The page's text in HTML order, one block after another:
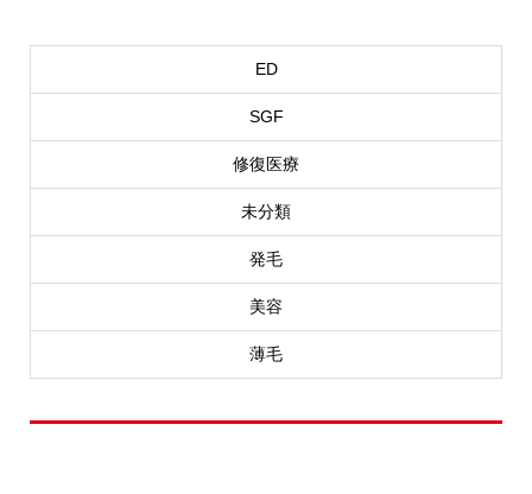
ED
SGF
修復医療
未分類
発毛
美容
薄毛